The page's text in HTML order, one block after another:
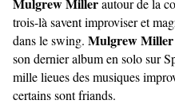
trois-là savent improviser et
dans le swing. Mulgrew Miller
son dernier album en solo sur
mille lieues des musiques
certains sont friands.